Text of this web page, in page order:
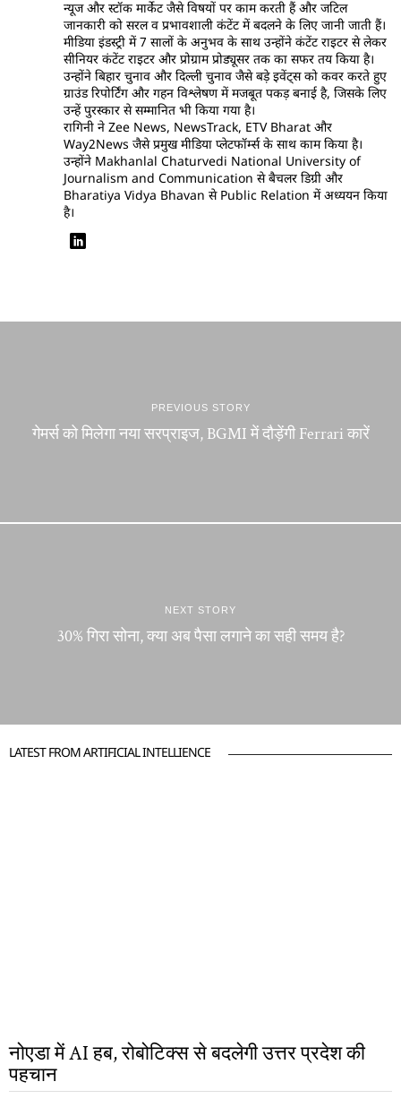
न्यूज और स्टॉक मार्केट जैसे विषयों पर काम करती हैं और जटिल
जानकारी को सरल व प्रभावशाली कंटेंट में बदलने के लिए जानी जाती हैं।
मीडिया इंडस्ट्री में 7 सालों के अनुभव के साथ उन्होंने कंटेंट राइटर से लेकर
सीनियर कंटेंट राइटर और प्रोग्राम प्रोड्यूसर तक का सफर तय किया है।
उन्होंने बिहार चुनाव और दिल्ली चुनाव जैसे बड़े इवेंट्स को कवर करते हुए
ग्राउंड रिपोर्टिंग और गहन विश्लेषण में मजबूत पकड़ बनाई है, जिसके लिए
उन्हें पुरस्कार से सम्मानित भी किया गया है।
रागिनी ने Zee News, NewsTrack, ETV Bharat और
Way2News जैसे प्रमुख मीडिया प्लेटफॉर्म्स के साथ काम किया है।
उन्होंने Makhanlal Chaturvedi National University of
Journalism and Communication से बैचलर डिग्री और
Bharatiya Vidya Bhavan से Public Relation में अध्ययन किया
है।
PREVIOUS STORY
गेमर्स को मिलेगा नया सरप्राइज, BGMI में दौड़ेंगी Ferrari कारें
NEXT STORY
30% गिरा सोना, क्या अब पैसा लगाने का सही समय है?
LATEST FROM ARTIFICIAL INTELLIENCE
नोएडा में AI हब, रोबोटिक्स से बदलेगी उत्तर प्रदेश की
पहचान